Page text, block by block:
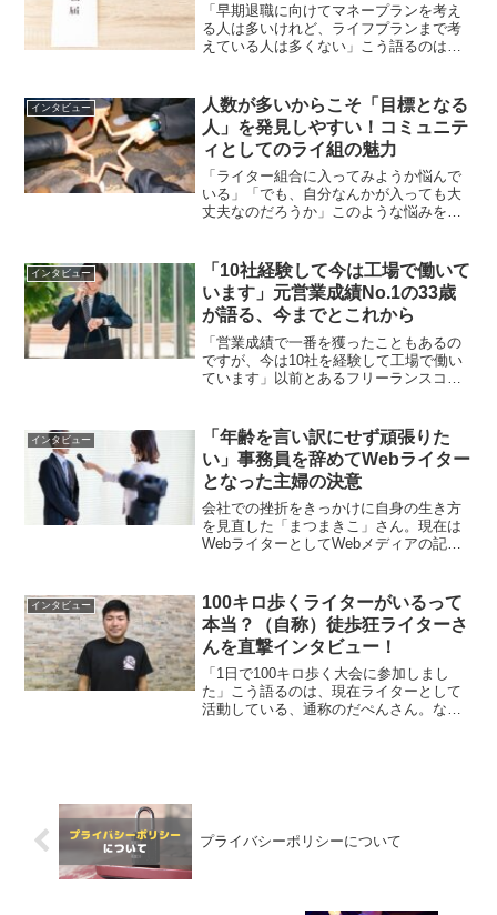
「早期退職に向けてマネープランを考え
る人は多いけれど、ライフプランまで考
えている人は多くない」こう語るのは、
研究所とはどのようなコミュニティなの
か、そもそもコミュニティ...
インタビュー
人数が多いからこそ「目標となる
人」を発見しやすい！コミュニテ
ィとしてのライ組の魅力
「ライター組合に入ってみようか悩んで
いる」「でも、自分なんかが入っても大
丈夫なのだろうか」このような悩みを抱
となるライターさんを見つけようとライ
ター組合（以下ライ組）に入...
インタビュー
「10社経験して今は工場で働いて
います」元営業成績No.1の33歳
が語る、今までとこれから
「営業成績で一番を獲ったこともあるの
ですが、今は10社を経験して工場で働い
ています」以前とあるフリーランスコミ
さ」と名乗る彼は、少し話しただけでも
直感的に「営業に向いてい...
インタビュー
「年齢を言い訳にせず頑張りた
い」事務員を辞めてWebライター
となった主婦の決意
会社での挫折をきっかけに自身の生き方
を見直した「まつまきこ」さん。現在は
WebライターとしてWebメディアの記事
んだ新たな目標は「取材ライター」だ。
まつまきこ さん会社...
インタビュー
100キロ歩くライターがいるって
本当？（自称）徒歩狂ライターさ
んを直撃インタビュー！
「1日で100キロ歩く大会に参加しまし
た」こう語るのは、現在ライターとして
活動している、通称のだぺんさん。なぜ
プライバシーポリシーについて